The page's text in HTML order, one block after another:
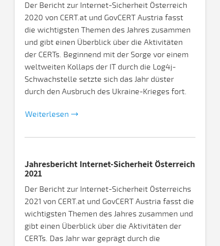
Der Bericht zur Internet-Sicherheit Österreich
2020 von CERT.at und GovCERT Austria fasst
die wichtigsten Themen des Jahres zusammen
und gibt einen Überblick über die Aktivitäten
der CERTs. Beginnend mit der Sorge vor einem
weltweiten Kollaps der IT durch die Log4j-
Schwachstelle setzte sich das Jahr düster
durch den Ausbruch des Ukraine-Krieges fort.
Weiterlesen
Jahresbericht Internet-Sicherheit Österreich
2021
Der Bericht zur Internet-Sicherheit Österreichs
2021 von CERT.at und GovCERT Austria fasst die
wichtigsten Themen des Jahres zusammen und
gibt einen Überblick über die Aktivitäten der
CERTs. Das Jahr war geprägt durch die